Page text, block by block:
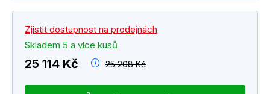
Zjistit dostupnost na prodejnách
Skladem 5 a více kusů
25 114 Kč 25 208 Kč